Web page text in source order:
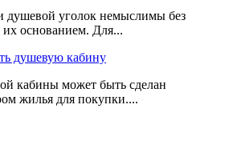
душевой уголок немыслимы без
основанием. Для...
душевую кабину
кабины может быть сделан
жилья для покупки....